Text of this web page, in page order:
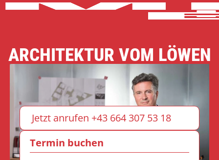
ARCHITEKTUR VOM LÖWEN
Jetzt anrufen +43 664 307 53 18
Termin buchen